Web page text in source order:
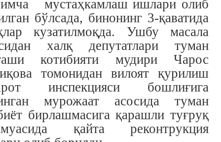
мустаҳкамлаш ишлари олиб
бўлсада, бинонинг 3-қаватида
кузатилмоқда. Ушбу масала
халқ депутатлари туман
котибияти мудири Чарос
томонидан вилоят қурилиш
инспекцияси бошлиғига
мурожаат асосида туман
бирлашмасига қарашли туғруқ
қайта реконтрукция